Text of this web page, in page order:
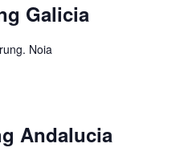
Galicia
Noia
Andalucia